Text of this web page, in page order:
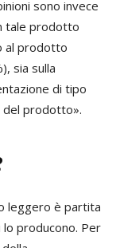
sono invece
tale prodotto
al prodotto
sia sulla
di tipo
del prodotto».
leggero è partita
lo producono. Per